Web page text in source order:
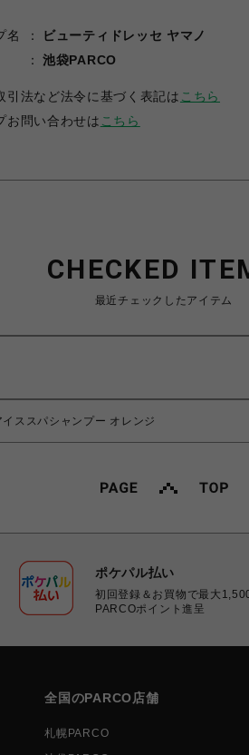
名
ビューティドレッセ ヤマノ
池袋PARCO
引法など法令に基づく表記は こちら
お問い合わせは こちら
CHECKED
最近チェックしたアイテム
ススパシャンプー オレンジ
ポケパル払い
初回登録＆お買物で最大
PARCOポイント進呈
全国のPARCO店舗
札幌PARCO